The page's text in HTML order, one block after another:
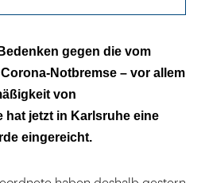
dürfen keine
haben?!?
liegen 111
gegen die vom
Notbremse – vor allem
von
hat jetzt in Karlsruhe eine
eingereicht.